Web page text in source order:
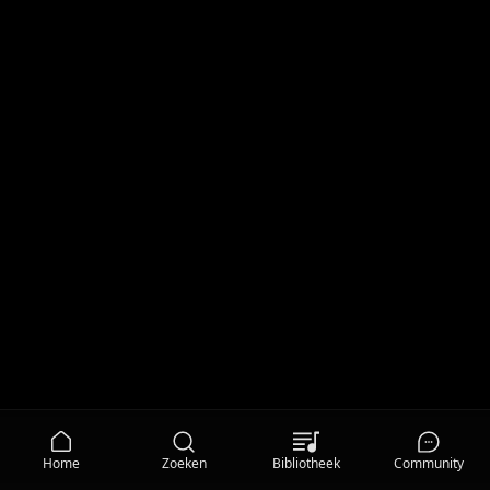
Home Zoeken Bibliotheek Community